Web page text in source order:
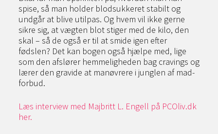
spise, så man holder blodsukkeret stabilt og
undgår at blive utilpas. Og hvem vil ikke gerne
sikre sig, at vægten blot stiger med de kilo, den
skal – så de også er til at smide igen efter
fødslen? Det kan bogen også hjælpe med, lige
som den afslører hemmeligheden bag cravings og
lærer den gravide at manøvrere i junglen af mad-
forbud.
Læs interview med Majbritt L. Engell på PCOliv.dk
her.